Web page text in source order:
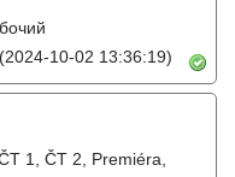
(2024-10-02 13:36:19)
1, ČT 2, Premiéra,